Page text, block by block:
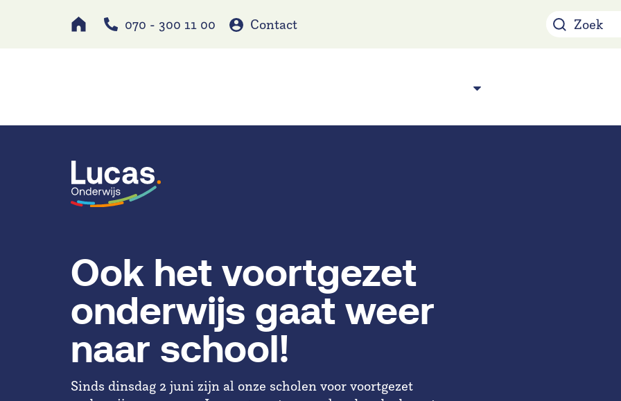
070 - 300 11 00 Contact
Ook het voortgezet
onderwijs gaat weer
naar school!
Sinds dinsdag 2 juni zijn al onze scholen voor voortgezet